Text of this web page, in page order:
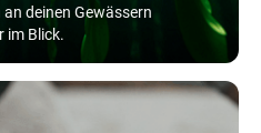
deinen Gewässern
im Blick.